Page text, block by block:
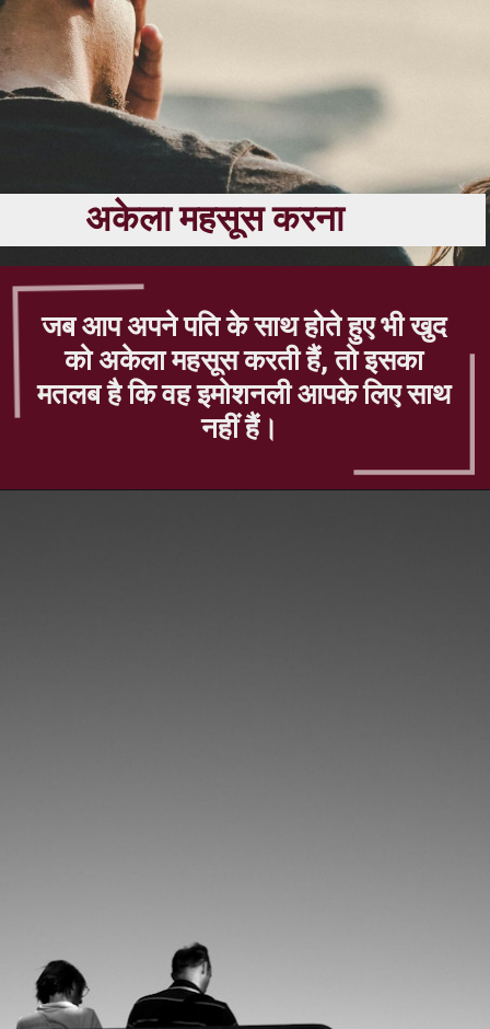
जब आप अपने पति के साथ होते हुए भी खुद
को अकेला महसूस करती हैं, तो इसका
मतलब है कि वह इमोशनली आपके लिए साथ
नहीं हैं।
अकेला महसूस करना